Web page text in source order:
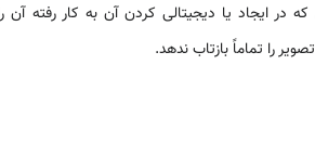
در ایجاد یا دیجیتالی کردن آن به کار رفته
را تماماً بازتاب ندهد.